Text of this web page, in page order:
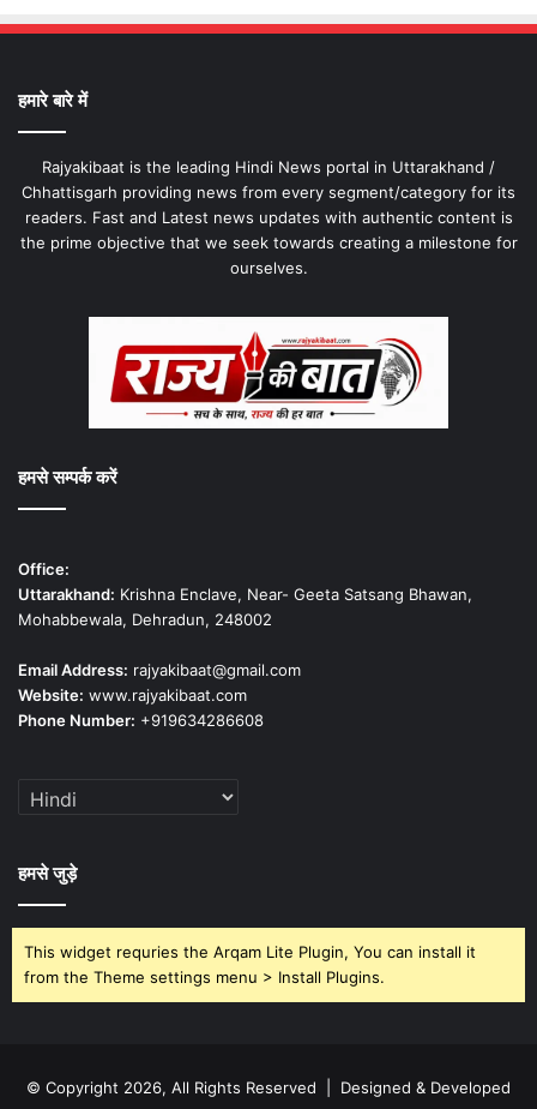
हमारे बारे में
Rajyakibaat is the leading Hindi News portal in Uttarakhand /
Chhattisgarh providing news from every segment/category for its
readers. Fast and Latest news updates with authentic content is
the prime objective that we seek towards creating a milestone for
ourselves.
हमसे सम्पर्क करें
Office:
Uttarakhand: Krishna Enclave, Near- Geeta Satsang Bhawan,
Mohabbewala, Dehradun, 248002
Email Address: rajyakibaat@gmail.com
Website: www.rajyakibaat.com
Phone Number: +919634286608
हमसे जुड़े
This widget requries the Arqam Lite Plugin, You can install it
from the Theme settings menu > Install Plugins.
© Copyright 2026, All Rights Reserved | Designed & Developed